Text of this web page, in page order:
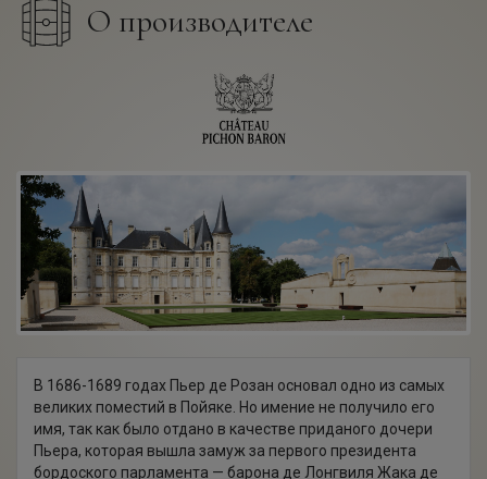
О производителе
В 1686-1689 годах Пьер де Розан основал одно из самых
великих поместий в Пойяке. Но имение не получило его
имя, так как было отдано в качестве приданого дочери
Пьера, которая вышла замуж за первого президента
бордоского парламента — барона де Лонгвиля Жака де